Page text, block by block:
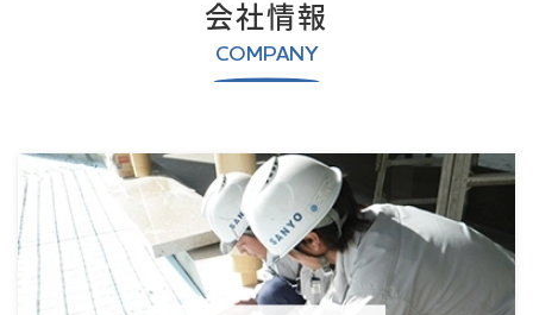
会社情報
COMPANY